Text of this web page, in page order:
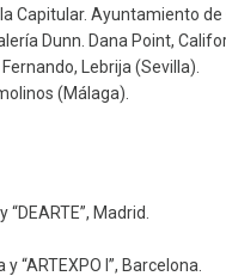
Capitular. Ayuntamiento de
Dunn. Dana Point,
Lebrija (Sevilla).
(Málaga).
“DEARTE”, Madrid.
y “ARTEXPO I”, Barcelona.